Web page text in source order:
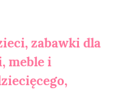
zabawki dla
meble i